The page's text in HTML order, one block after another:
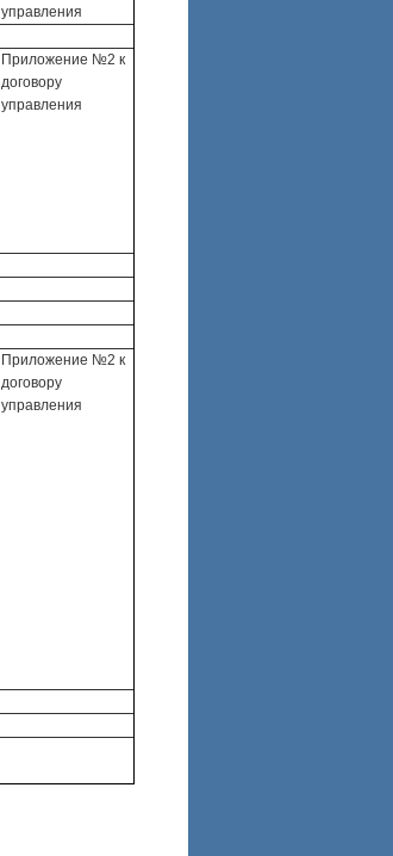
управления
Приложение №2 к
договору
управления
Приложение №2 к
договору
управления